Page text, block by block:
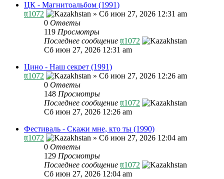
ЦК - Магнитоальбом (1991)
tt1072
» Сб июн 27, 2026 12:31 am
0 Ответы
119 Просмотры
Последнее сообщение tt1072
Сб июн 27, 2026 12:31 am
Цино - Наш секрет (1991)
tt1072
» Сб июн 27, 2026 12:26 am
0 Ответы
148 Просмотры
Последнее сообщение tt1072
Сб июн 27, 2026 12:26 am
Фестиваль - Скажи мне, кто ты (1990)
tt1072
» Сб июн 27, 2026 12:04 am
0 Ответы
129 Просмотры
Последнее сообщение tt1072
Сб июн 27, 2026 12:04 am